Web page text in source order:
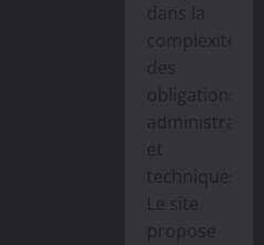
dans la
complexité
des
obligations
et
techniques.
Le site
propose